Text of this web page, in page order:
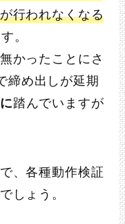
行われなくなる
。
かったことにさ
締め出しが延期
踏んでいますが
、各種動作検証
しょう。